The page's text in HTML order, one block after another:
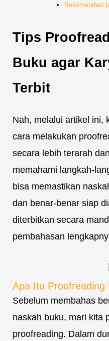
Rekomendasi
Tips
Buku agar
Terbit
Nah, melalui artikel ini,
cara melakukan
secara lebih terarah
memahami langkah-
bisa memastikan
dan benar-benar siap
diterbitkan secara
pembahasan
Apa Itu Proofreading
Sebelum membahas
naskah buku, mari kita
proofreading. Dalam